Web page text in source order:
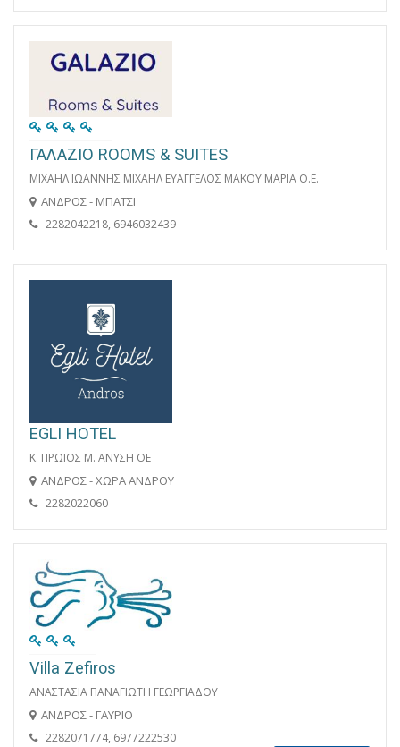
ΓΑΛΑΖΙΟ ROOMS & SUITES
ΜΙΧΑΗΛ ΙΩΑΝΝΗΣ ΜΙΧΑΗΛ ΕΥΑΓΓΕΛΟΣ ΜΑΚΟΥ ΜΑΡΙΑ Ο.Ε.
ΑΝΔΡΟΣ - ΜΠΑΤΣΙ
2282042218, 6946032439
EGLI HOTEL
Κ. ΠΡΩΙΟΣ Μ. ΑΝΥΣΗ ΟΕ
ΑΝΔΡΟΣ - ΧΩΡΑ ΑΝΔΡΟΥ
2282022060
Villa Zefiros
ΑΝΑΣΤΑΣΙΑ ΠΑΝΑΓΙΩΤΗ ΓΕΩΡΓΙΑΔΟΥ
ΑΝΔΡΟΣ - ΓΑΥΡΙΟ
2282071774, 6977222530